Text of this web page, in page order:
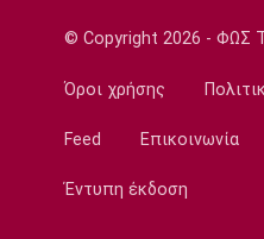
Έλις
13:10
Επέστρεψε στην
© Copyright 2026 - ΦΩΣ
Όροι χρήσης
Feed Επικοινωνία
Έντυπη έκδοση